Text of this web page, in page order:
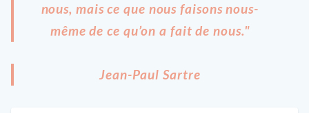
nous, mais ce que nous faisons nous-
même de ce qu’on a fait de nous."
Jean-Paul Sartre